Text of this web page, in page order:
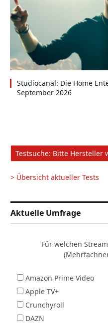
Studiocanal: Die Home
September 2026
> Übersicht aktueller Tests
Aktuelle Umfrage
Für welchen
Amazon Prime Video
Apple TV+
Crunchyroll
DAZN